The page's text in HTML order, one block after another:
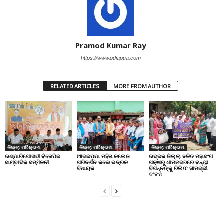
Pramod Kumar Ray
https://www.odiapua.com
RELATED ARTICLES MORE FROM AUTHOR
ଜିଲ୍ଲା ପରିକ୍ରମା
ଭଣ୍ଡାରିପୋଖରୀ ବିଜେପିର
ସାମ୍ବାଦିକ ସମ୍ମିଳନୀ
ଜିଲ୍ଲା ପରିକ୍ରମା
ଆଗରପଡା ମହିଳା କଲେଜ
ପରିଦର୍ଶନ କଲେ ଭଦ୍ରକ
ବିଧାୟକ
ଜିଲ୍ଲା ପରିକ୍ରମା
ଭଦ୍ରକ ଜିଲ୍ଲା ଦଳିତ ମହାସଂଘ
ପକ୍ଷରୁ ଧାମନଗରରେ ବନ୍ୟା
ବିପନ୍ନଙ୍କୁ ରିଲିଫ ସାମଗ୍ରୀ
ବଂଟନ